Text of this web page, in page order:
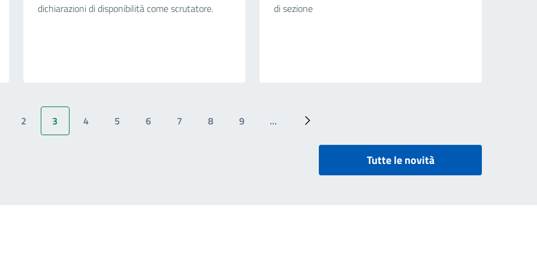
dichiarazioni di disponibilità come scrutatore.
di sezione
Page
2 Pagina attuale
3 Page
4 Page
5 Page
6 Page
7 Page
8 Page
9 … Next ›
Tutte le novità